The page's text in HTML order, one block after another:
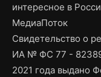
интересное в
МедиаПоток
Свидетельство о
ИА № ФС 77 -
2021 года выдано